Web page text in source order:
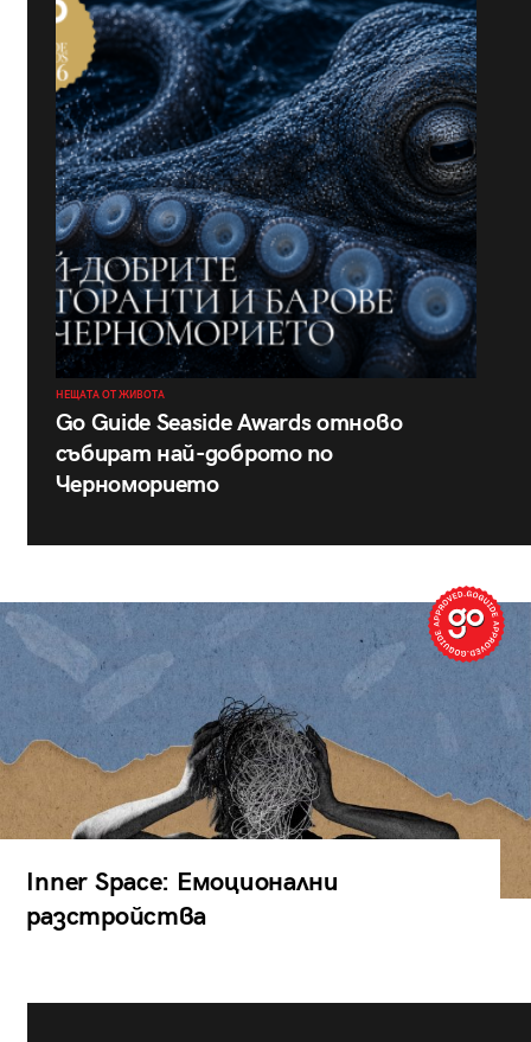
НЕЩАТА ОТ ЖИВОТА
Go Guide Seaside Awards отново
събират най-доброто по
Черноморието
Inner Space: Емоционални
разстройства